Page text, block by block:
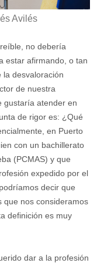
Avilés
no debería
estar afirmando, o tan
la desvaloración
de nuestra
gustaría atender en
de rigor es: ¿Qué
en Puerto
con un bachillerato
(PCMAS) y que
expedido por el
decir que
que nos consideramos
definición es muy
dar a la profesión